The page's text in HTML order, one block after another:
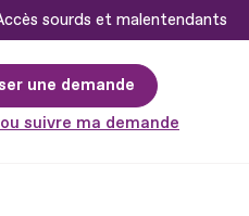
sourds et malentendants
une demande
suivre ma demande